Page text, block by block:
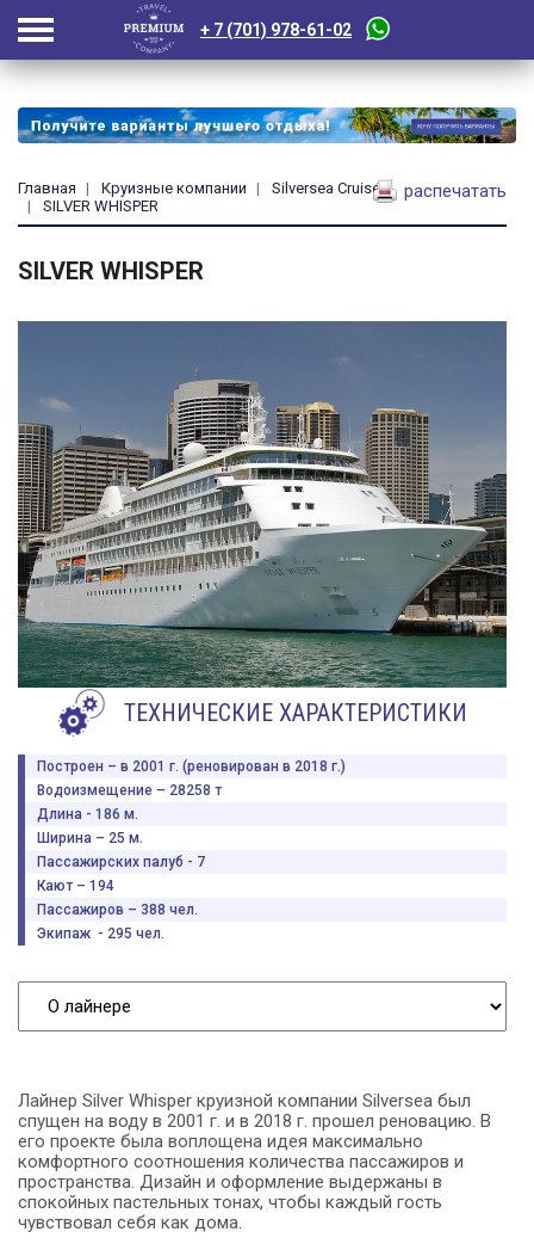
+ 7 (701) 978-61-02
Главная Круизные компании
Silversea Cruises
SILVER WHISPER
распечатать
SILVER WHISPER
ТЕХНИЧЕСКИЕ ХАРАКТЕРИСТИКИ
Построен – в 2001 г. (реновирован в 2018 г.)
Водоизмещение – 28258 т
Длина - 186 м.
Ширина – 25 м.
Пассажирских палуб - 7
Кают – 194
Пассажиров – 388 чел.
Экипаж - 295 чел.
Лайнер Silver Whisper круизной компании Silversea был
спущен на воду в 2001 г. и в 2018 г. прошел реновацию. В
его проекте была воплощена идея максимально
комфортного соотношения количества пассажиров и
пространства. Дизайн и оформление выдержаны в
спокойных пастельных тонах, чтобы каждый гость
чувствовал себя как дома.